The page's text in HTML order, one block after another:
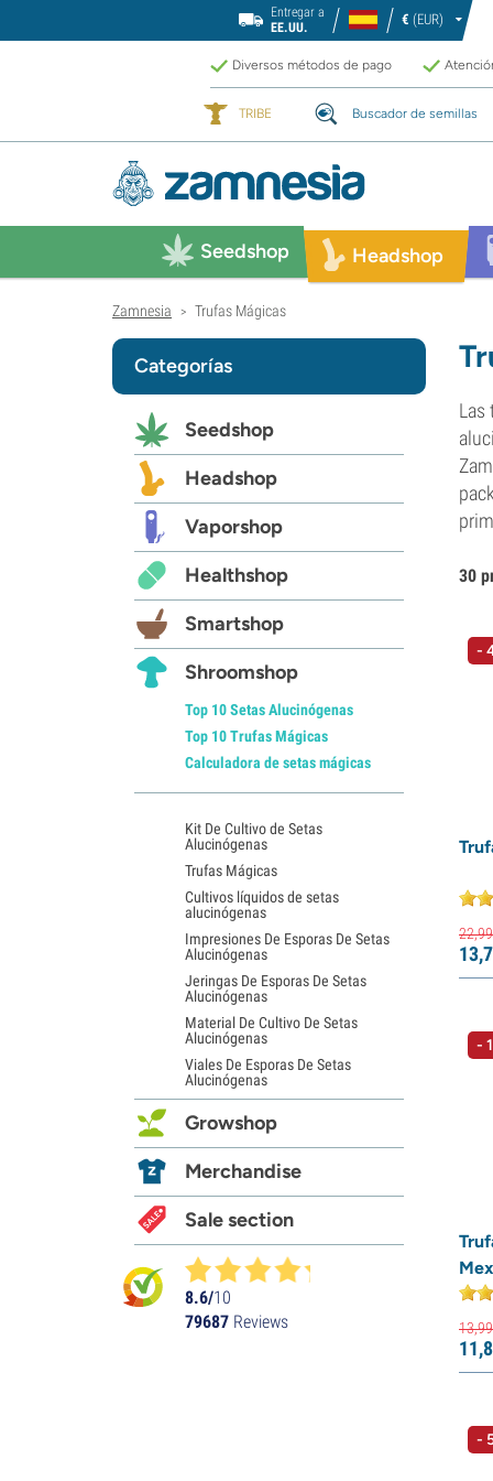
Entregar a
EE.UU.
€ (EUR)
Diversos métodos de pago
TRIBE Buscador de semillas
Seedshop Headshop
Zamnesia > Trufas Mágicas
Las
30
-
22,99
13,
-
13,99
11,
-
Categorías
Seedshop
Headshop
Vaporshop
Healthshop
Smartshop
Shroomshop
Top 10 Setas Alucinógenas
Top 10 Trufas Mágicas
Calculadora de setas mágicas
Kit De Cultivo de Setas
Alucinógenas
Trufas Mágicas
Cultivos líquidos de setas
alucinógenas
Impresiones De Esporas De Setas
Alucinógenas
Jeringas De Esporas De Setas
Alucinógenas
Material De Cultivo De Setas
Alucinógenas
Viales De Esporas De Setas
Alucinógenas
Growshop
Merchandise
Sale section
8.6/10
79687 Reviews